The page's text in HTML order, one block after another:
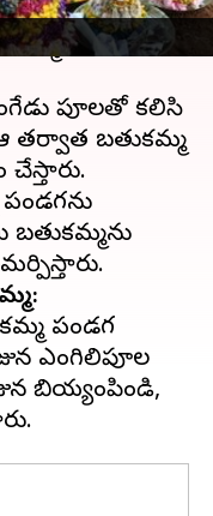
చాలా ఘనంగా
పండగను
పూలతో కలిసి
తర్వాత బతుకమ్మ
చేస్తారు.
బతుకమ్మను
పండగ
ఎంగిలిపూల
బియ్యంపిండి,